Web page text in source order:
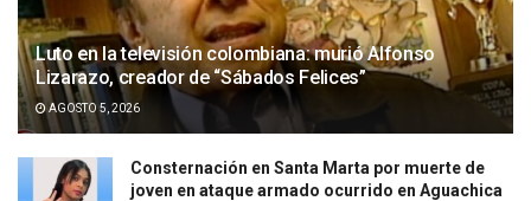
Luto en la televisión colombiana: murió Alfonso
Lizarazo, creador de “Sábados Felices”
AGOSTO 5, 2026
Consternación en Santa Marta por muerte de
joven en ataque armado ocurrido en Aguachica